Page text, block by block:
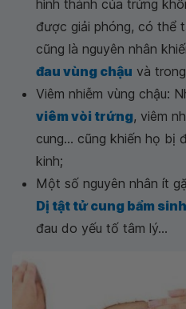
hình thành của trứng
được giải phóng, có thể
cũng là nguyên nhân
đau vùng chậu và
Viêm nhiễm vùng chậu:
viêm vòi trứng, viêm
cung... cũng khiến họ bị
kinh;
Một số nguyên nhân ít
Dị tật tử cung bẩm sinh
đau do yếu tố tâm lý...